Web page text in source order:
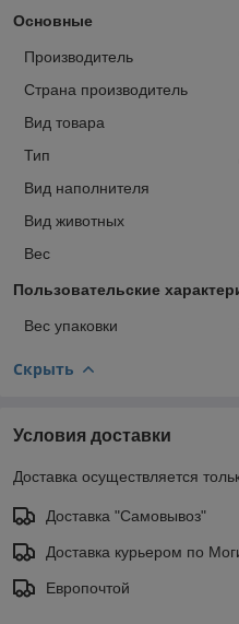
Основные
Производитель
Страна производитель
Вид товара
Тип
Вид наполнителя
Вид животных
Вес
Пользовательские
Вес упаковки
Скрыть
Условия доставки
Доставка осуществляется
Доставка "Самовывоз"
Доставка курьером по
Европочтой